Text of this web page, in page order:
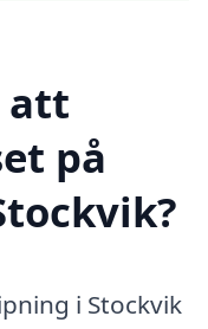
att
på
i Stockvik